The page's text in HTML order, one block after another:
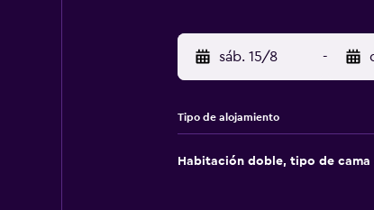
sáb. 15/8 -
Tipo de alojamiento
Habitación doble, tipo de cama